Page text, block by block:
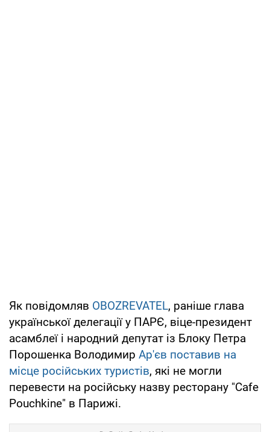
Як повідомляв OBOZREVATEL, раніше глава
української делегації у ПАРЄ, віце-президент
асамблеї і народний депутат із Блоку Петра
Порошенка Володимир Ар'єв поставив на
місце російських туристів, які не могли
перевести на російську назву ресторану "Cafe
Pouchkine" в Парижі.